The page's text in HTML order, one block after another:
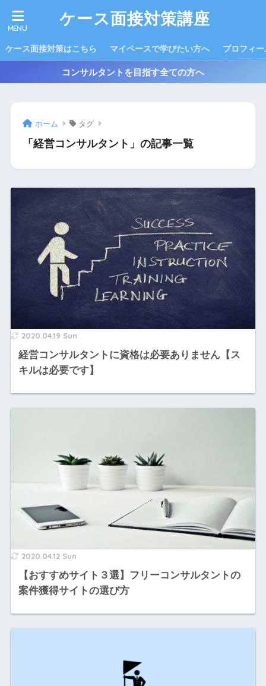
ケース面接対策講座
ケース面接対策はこちら マイペースで学びたい方へ プロフィー
コンサルタントを目指す全ての方へ
ホーム タグ
「経営コンサルタント」の記事一覧
2020.04.19 Sun
経営コンサルタントに資格は必要ありません【ス
キルは必要です】
2020.04.12 Sun
【おすすめサイト３選】フリーコンサルタントの
案件獲得サイトの選び方